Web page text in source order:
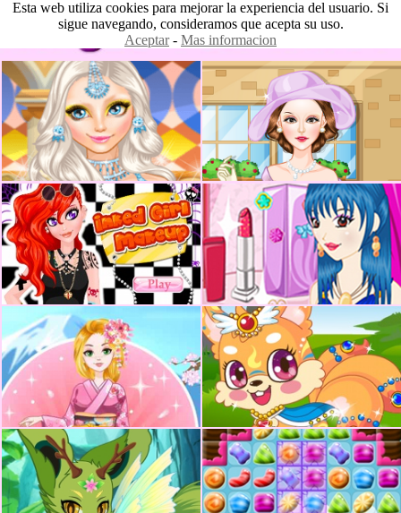
Esta web utiliza cookies para mejorar la experiencia del usuario. Si
sigue navegando, consideramos que acepta su uso.
Aceptar- Mas informacion